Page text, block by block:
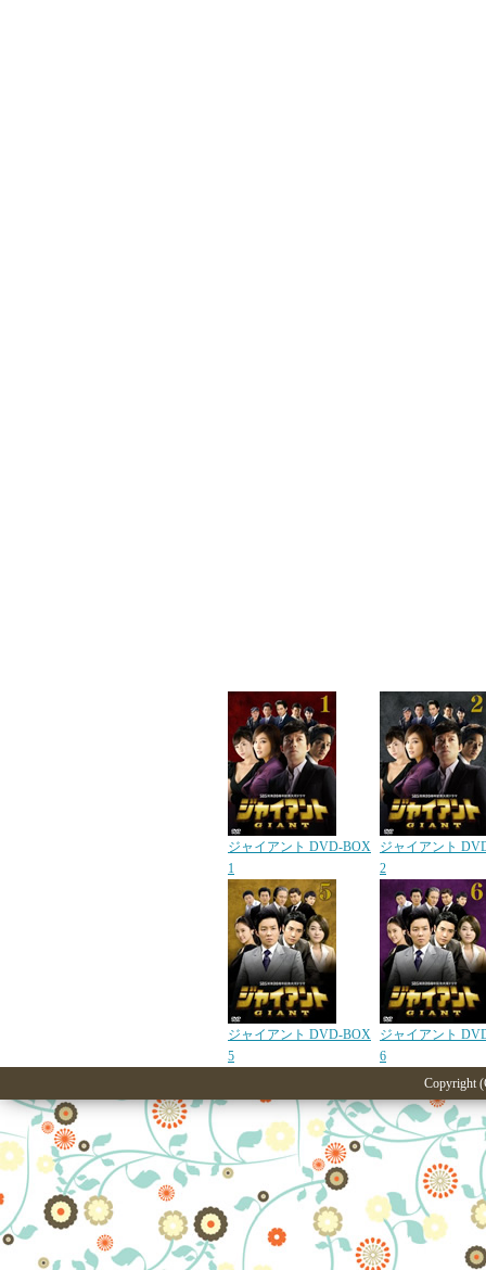
ジャイアント DVD-BOX
1
ジャイアント
2
ジャイアント DVD-BOX
5
ジャイアント
6
Copyright